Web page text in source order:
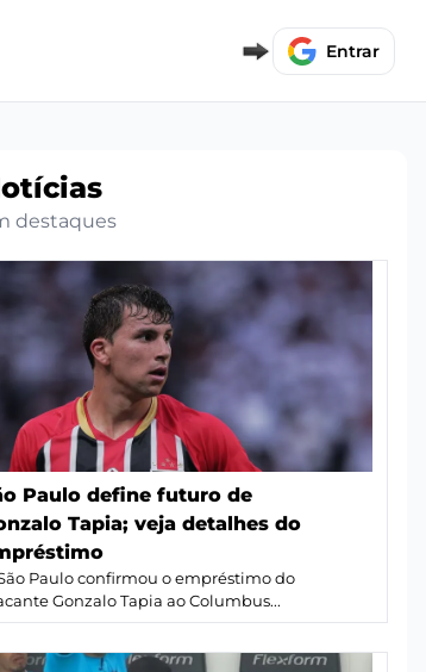
Entrar
destaques
Paulo define futuro de
Tapia; veja detalhes do
Paulo confirmou o empréstimo do
Gonzalo Tapia ao Columbus...